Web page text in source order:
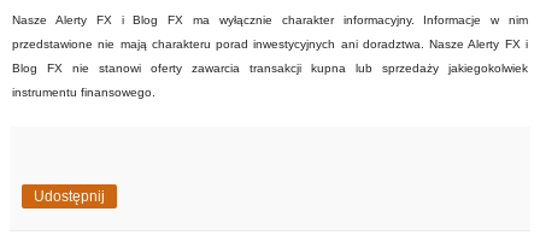
Nasze Alerty FX i Blog FX ma wyłącznie charakter informacyjny. Informacje w nim
przedstawione nie mają charakteru porad inwestycyjnych ani doradztwa. Nasze Alerty FX i
Blog FX nie stanowi oferty zawarcia transakcji kupna lub sprzedaży jakiegokolwiek
instrumentu finansowego.
Udostępnij